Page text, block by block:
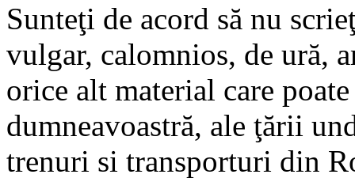
Sunteţi de acord să nu
vulgar, calomnios, de ură,
orice alt material care
dumneavoastră, ale ţării
trenuri si transporturi din